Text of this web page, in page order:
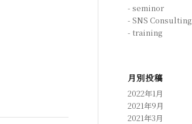
seminor
SNS Consulting
training
月別投稿
2022年1月
2021年9月
2021年3月